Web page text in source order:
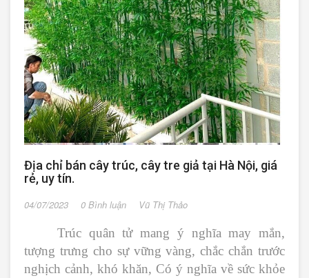
Địa chỉ bán cây trúc, cây tre giả tại Hà Nội, giá
rẻ, uy tín.
04/07/2023 0 Bình luận Vũ Thị Thảo
Trúc quân tử mang ý nghĩa may mắn,
tượng trưng cho sự vững vàng, chắc chắn trước
nghịch cảnh, khó khăn, Có ý nghĩa về sức khỏe